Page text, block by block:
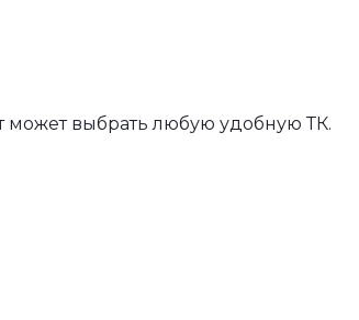
может выбрать любую удобную ТК.